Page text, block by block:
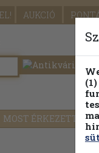
AUKCIÓ
MOST ÉRKEZETT